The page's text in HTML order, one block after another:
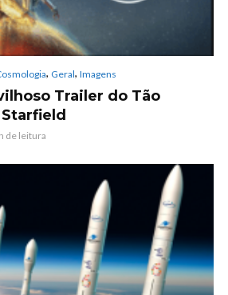
, Geral, Imagens
Trailer do Tão
de leitura